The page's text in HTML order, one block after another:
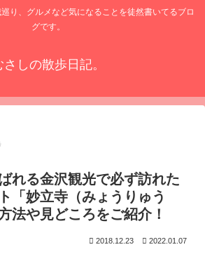
り、グルメなど気になることを徒然書いてるブロ
グです。
さしの散歩日記。
れる金沢観光で必ず訪れた
「妙立寺（みょうりゅう
法や見どころをご紹介！
2018.12.23 2022.01.07